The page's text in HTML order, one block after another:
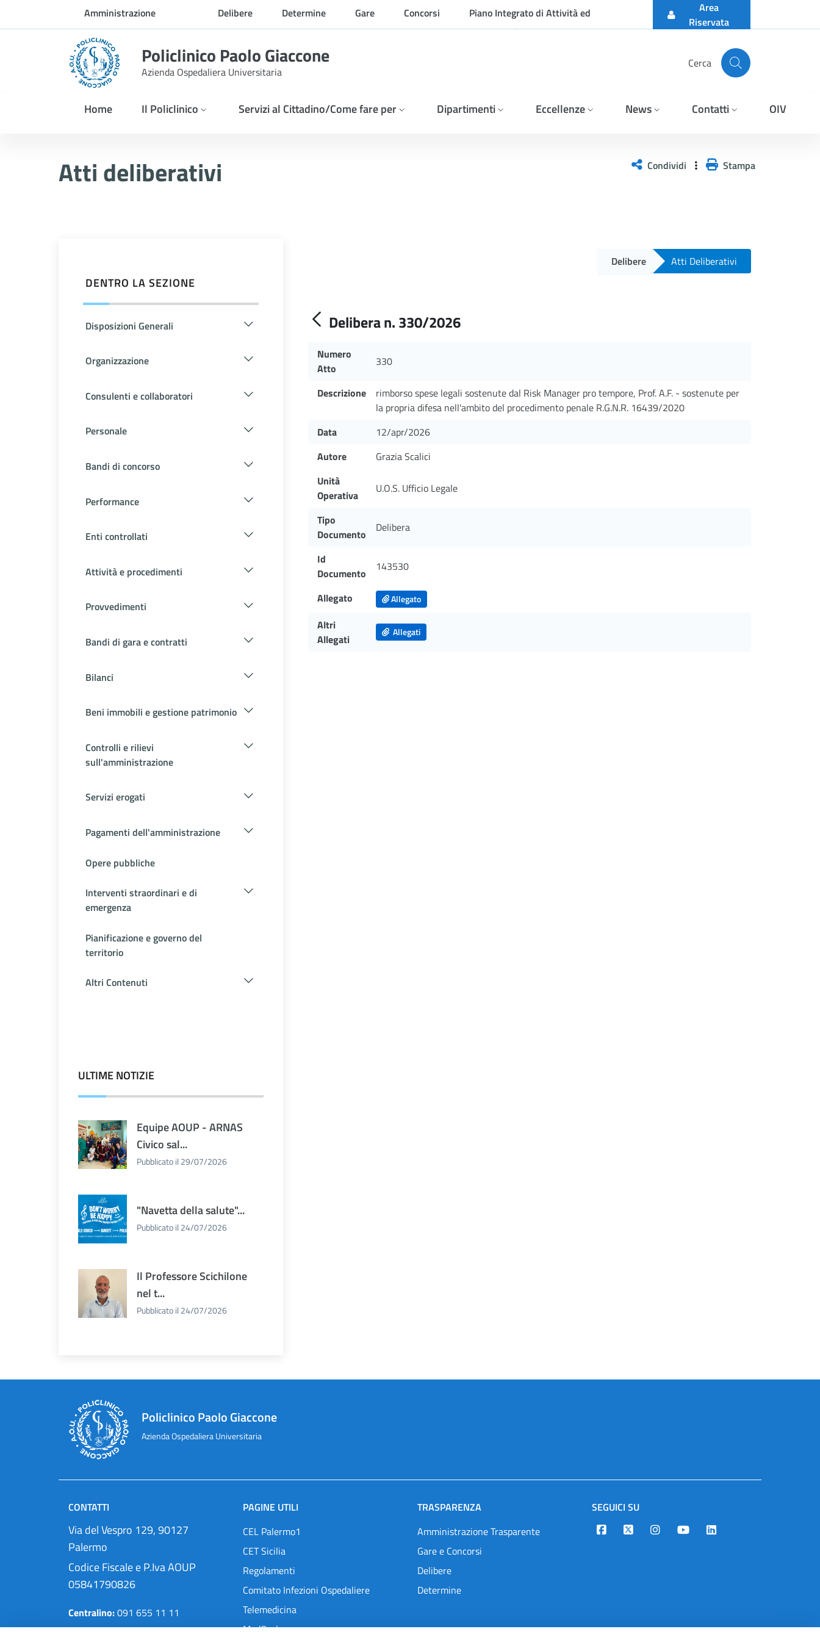
Skip to Main ContentAmministrazione
trasparente
Delibere Determine Gare Concorsi
Piano Integrato di Attività ed
Organizzazione
Area
Riservata
Policlinico Paolo Giaccone
Azienda Ospedaliera Universitaria
Cerca
Home Il Policlinico Servizi al Cittadino/Come fare per Dipartimenti Eccellenze News Contatti OIV
Atti deliberativi Condividi Stampa
DENTRO LA SEZIONE
Disposizioni Generali
Organizzazione
Consulenti e collaboratori
Personale
Bandi di concorso
Performance
Enti controllati
Attività e procedimenti
Provvedimenti
Bandi di gara e contratti
Bilanci
Beni immobili e gestione patrimonio
Controlli e rilievi
sull'amministrazione
Servizi erogati
Pagamenti dell'amministrazione
Opere pubbliche
Interventi straordinari e di
emergenza
Pianificazione e governo del
territorio
Altri Contenuti
ULTIME NOTIZIE
Equipe AOUP - ARNAS
Civico sal...
Pubblicato il 29/07/2026
"Navetta della salute"...
Pubblicato il 24/07/2026
Il Professore Scichilone
nel t...
Pubblicato il 24/07/2026
Delibere Atti Deliberativi
Delibera n. 330/2026
Numero
Atto
330
Descrizione
rimborso spese legali sostenute dal Risk Manager pro tempore, Prof. A.F. - sostenute per
la propria difesa nell'ambito del procedimento penale R.G.N.R. 16439/2020
Data
12/apr/2026
Autore
Grazia Scalici
Unità
Operativa
U.O.S. Ufficio Legale
Tipo
Documento
Delibera
Id
Documento
143530
Allegato Allegato
Altri
Allegati
Allegati
Policlinico Paolo Giaccone
Azienda Ospedaliera Universitaria
CONTATTI
Via del Vespro 129, 90127
Palermo
Codice Fiscale e P.Iva AOUP
05841790826
Centralino:091 655 11 11
Pec:protocollo@cert.policlinico.pa.it
PAGINE UTILI
CEL Palermo1
CET Sicilia
Regolamenti
Comitato Infezioni Ospedaliere
Telemedicina
MedOral
TRASPARENZA
Amministrazione Trasparente
Gare e Concorsi
Delibere
Determine
SEGUICI SU
Designers Italia
TwitterInstagramYoutubeLinkedin